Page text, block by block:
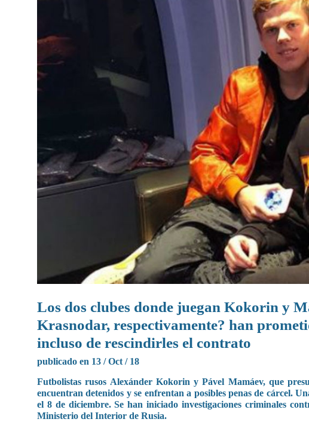
Los dos clubes donde juegan Kokorin y
Krasnodar, respectivamente? han
incluso de rescindirles el contrato
publicado en 13 / Oct / 18
Futbolistas rusos Alexánder Kokorin y Pável Mamáev, que
encuentran detenidos y se enfrentan a posibles penas de cárcel.
el 8 de diciembre. Se han iniciado investigaciones criminales
Ministerio del Interior de Rusia.